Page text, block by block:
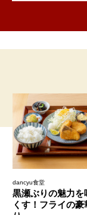
dancyu食堂
黒瀬ぶりの魅力を
くす！フライの豪